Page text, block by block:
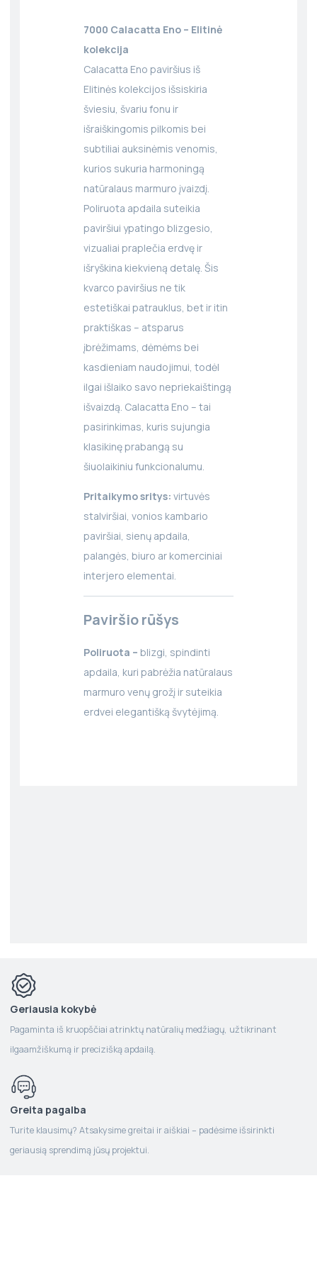
7000 Calacatta Eno – Elitinė
kolekcija
Calacatta Eno paviršius iš
Elitinės kolekcijos išsiskiria
šviesiu, švariu fonu ir
išraiškingomis pilkomis bei
subtiliai auksinėmis venomis,
kurios sukuria harmoningą
natūralaus marmuro įvaizdį.
Poliruota apdaila suteikia
paviršiui ypatingo blizgesio,
vizualiai praplečia erdvę ir
išryškina kiekvieną detalę. Šis
kvarco paviršius ne tik
estetiškai patrauklus, bet ir itin
praktiškas – atsparus
įbrėžimams, dėmėms bei
kasdieniam naudojimui, todėl
ilgai išlaiko savo nepriekaištingą
išvaizdą. Calacatta Eno – tai
pasirinkimas, kuris sujungia
klasikinę prabangą su
šiuolaikiniu funkcionalumu.
Pritaikymo sritys: virtuvės
stalviršiai, vonios kambario
paviršiai, sienų apdaila,
palangės, biuro ar komerciniai
interjero elementai.
Paviršio rūšys
Poliruota – blizgi, spindinti
apdaila, kuri pabrėžia natūralaus
marmuro venų grožį ir suteikia
erdvei elegantišką švytėjimą.
Geriausia kokybė
Pagaminta iš kruopščiai atrinktų natūralių medžiagų, užtikrinant
ilgaamžiškumą ir precizišką apdailą.
Greita pagalba
Turite klausimų? Atsakysime greitai ir aiškiai – padėsime išsirinkti
geriausią sprendimą jūsų projektui.